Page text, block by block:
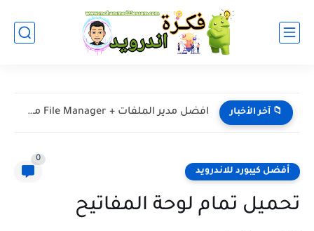
📁 آخر الأخبار افضل مدير الملفات + File Manager مميزات اندرويد
أفضل كيبورد للاندرويد
0
تحميل تمام لوحة المفاتيح